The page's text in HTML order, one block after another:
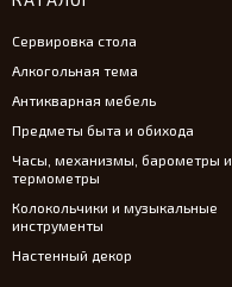
Сервировка стола
Алкогольная тема
Антикварная мебель
Предметы быта и обихода
Часы, механизмы, барометры и
термометры
Колокольчики и музыкальные
инструменты
Настенный декор